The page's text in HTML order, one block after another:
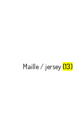
Maille / jersey(13)